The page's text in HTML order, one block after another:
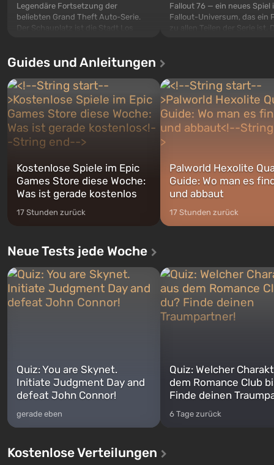
Legendäre Fortsetzung der
beliebten Grand Theft Auto-Serie.
Der Schauplatz ist die Stadt Los
ersten Mal erzählt das Spiel die
Charakteren: Michael, Trevor und
Franklin, zwischen denen Sie
jederzeit...
Fallout 76 — ein neues Spiel
Fallout-Universum, das ein
zu allen Teilen der Serie ist.
nach dem Abwurf von
auf Amerika geöffnet wird.
Guides und Anleitungen
Kostenlose Spiele im Epic
Games Store diese Woche:
Was ist gerade kostenlos
17 Stunden zurück
Palworld Hexolite
Guide: Wo man es
und abbaut
17 Stunden zurück
Neue Tests jede Woche
Quiz: You are Skynet.
Initiate Judgment Day and
defeat John Connor!
gerade eben
Quiz: Welcher
dem Romance Club
Finde deinen
6 Tage zurück
Kostenlose Verteilungen